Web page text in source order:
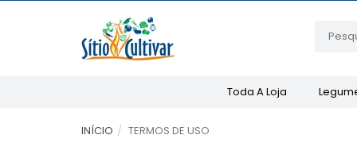
Toda A Loja
INÍCIO TERMOS DE USO